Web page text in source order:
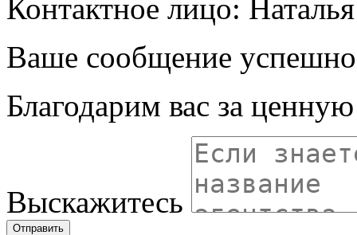
Контактное лицо: Наталья
Ваше сообщение успешно
Благодарим вас за
Выскажитесь
Отправить